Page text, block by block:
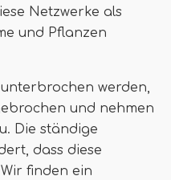
Netzwerke als
und Pflanzen
werden,
und nehmen
Die ständige
dass diese
finden ein